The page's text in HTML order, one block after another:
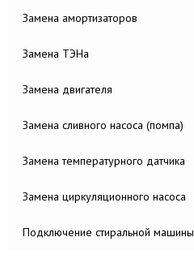
Замена амортизаторов
Замена ТЭНа
Замена двигателя
Замена сливного насоса (помпа)
Замена температурного датчика
Замена циркуляционного насоса
Подключение стиральной машины